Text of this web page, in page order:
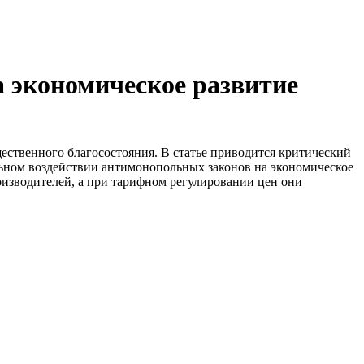
развитие
благосостояния. В статье приводится критический
воздействии антимонопольных законов на экономическое
а при тарифном регулировании цен они